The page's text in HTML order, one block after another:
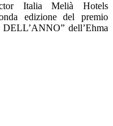
Italia Melià Hotels
edizione del premio
dell’Ehma